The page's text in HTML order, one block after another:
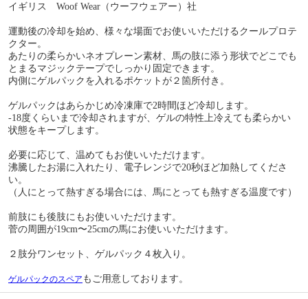
イギリス Woof Wear（ウーフウェアー）社
運動後の冷却を始め、様々な場面でお使いいただけるクールプロテ
クター。
あたりの柔らかいネオプレーン素材、馬の肢に添う形状でどこでも
とまるマジックテープでしっかり固定できます。
内側にゲルパックを入れるポケットが２箇所付き。
ゲルパックはあらかじめ冷凍庫で2時間ほど冷却します。
-18度くらいまで冷却されますが、ゲルの特性上冷えても柔らかい
状態をキープします。
必要に応じて、温めてもお使いいただけます。
沸騰したお湯に入れたり、電子レンジで20秒ほど加熱してくださ
い。
（人にとって熱すぎる場合には、馬にとっても熱すぎる温度です）
前肢にも後肢にもお使いいただけます。
菅の周囲が19cm〜25cmの馬にお使いいただけます。
２肢分ワンセット、ゲルパック４枚入り。
ゲルパックのスペア もご用意しております。